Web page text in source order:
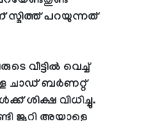
സ്മിത്ത് പറയുന്നത്
വീട്ടിൽ വെച്ച്
ചാഡ് ബർണറ്റ്
ശിക്ഷ വിധിച്ചു.